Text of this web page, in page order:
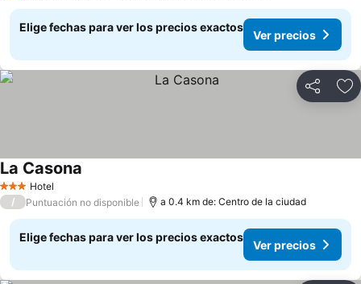
Elige fechas para ver los precios exactos
Ver precios
Compartir
3 Estrellas
Hotel
La Casona
/ Puntuación no disponible a 0.4 km de: Centro de la ciudad
Elige fechas para ver los precios exactos
Ver precios